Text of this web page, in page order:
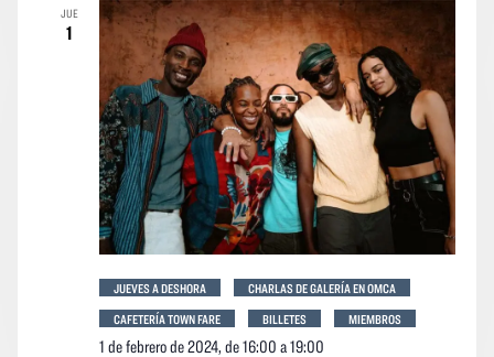
JUE
1
1 de febrero de 2024, de 16:00 a19:00
JUEVES A DESHORA
CHARLAS DE GALERÍA EN OMCA
CAFETERÍA TOWN FARE
BILLETES MIEMBROS